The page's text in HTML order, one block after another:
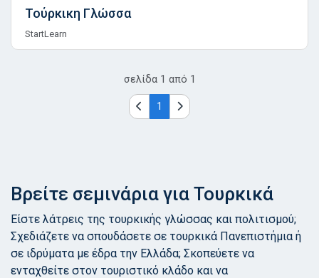
Τούρκικη Γλώσσα
StartLearn
σελίδα 1 από 1
1
Βρείτε σεμινάρια για Τουρκικά
Είστε λάτρεις της τουρκικής γλώσσας και πολιτισμού;
Σχεδιάζετε να σπουδάσετε σε τουρκικά Πανεπιστήμια ή
σε ιδρύματα με έδρα την Ελλάδα; Σκοπεύετε να
ενταχθείτε στον τουριστικό κλάδο και να